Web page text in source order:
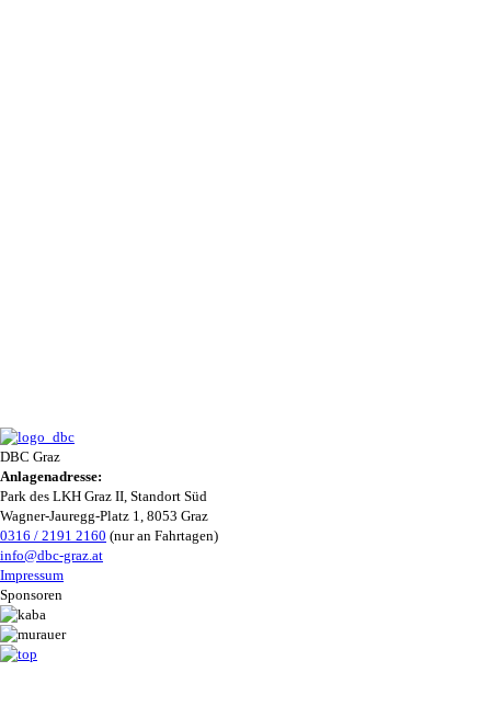
DBC Graz
Anlagenadresse:
Park des LKH Graz II, Standort Süd
Wagner-Jauregg-Platz 1, 8053 Graz
0316 / 2191 2160 (nur an Fahrtagen)
info@dbc-graz.at
Impressum
Sponsoren